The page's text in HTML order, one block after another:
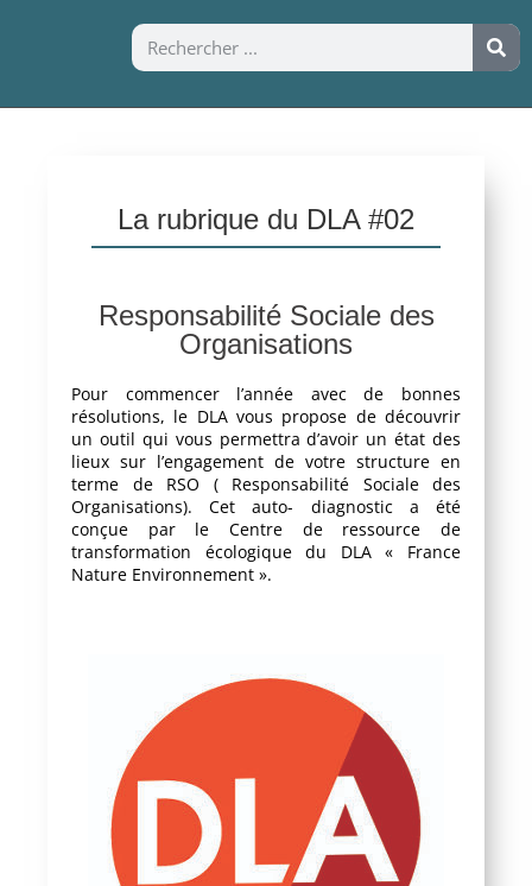
La rubrique du DLA #02
Responsabilité Sociale des
Organisations
Pour commencer l’année avec de bonnes
résolutions, le DLA vous propose de découvrir
un outil qui vous permettra d’avoir un état des
lieux sur l’engagement de votre structure en
terme de RSO ( Responsabilité Sociale des
Organisations). Cet auto- diagnostic a été
conçue par le Centre de ressource de
transformation écologique du DLA « France
Nature Environnement ».